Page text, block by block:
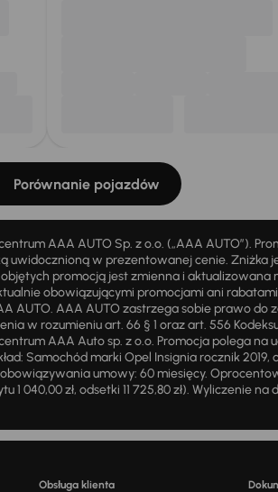
Porównanie pojazdów
AAA AUTO Sp. z o.o. („AAA AUTO”).
w prezentowanej cenie. Zniżka
promocją jest zmienna i
obowiązującymi promocjami ani
AUTO. AAA AUTO zastrzega sobie prawo
w rozumieniu art. 66 § 1 oraz art. 556
AAA Auto sp. z o.o. Promocja polega na
Samochód marki Opel Insignia rocznik 2019,
umowy: 60 miesięcy.
040,00 zł, odsetki 11 725,80 zł). Wyliczenie
Obsługa klienta